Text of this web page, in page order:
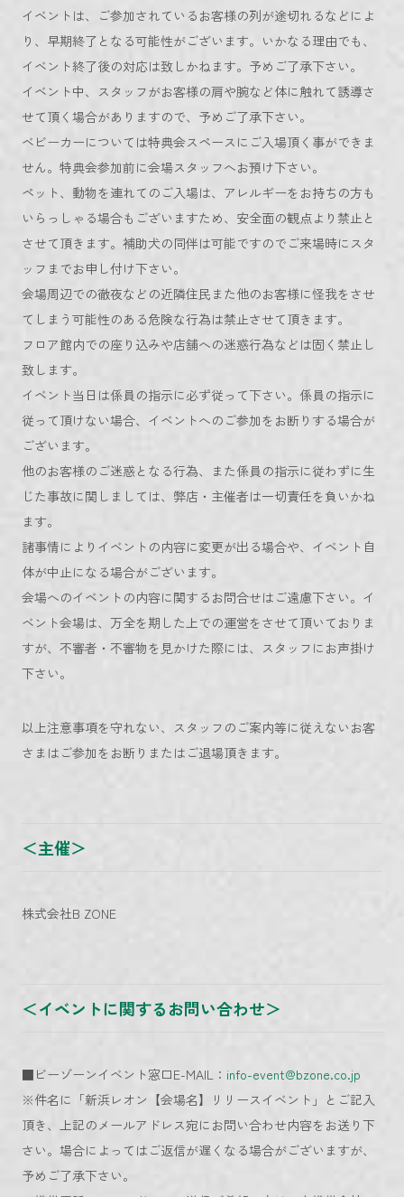
イベントは、ご参加されているお客様の列が途切れるなどによ
り、早期終了となる可能性がございます。いかなる理由でも、
イベント終了後の対応は致しかねます。予めご了承下さい。
イベント中、スタッフがお客様の肩や腕など体に触れて誘導さ
せて頂く場合がありますので、予めご了承下さい。
ベビーカーについては特典会スペースにご入場頂く事ができま
せん。特典会参加前に会場スタッフへお預け下さい。
ペット、動物を連れてのご入場は、アレルギーをお持ちの方も
いらっしゃる場合もございますため、安全面の観点より禁止と
させて頂きます。補助犬の同伴は可能ですのでご来場時にスタ
ッフまでお申し付け下さい。
会場周辺での徹夜などの近隣住民また他のお客様に怪我をさせ
てしまう可能性のある危険な行為は禁止させて頂きます。
フロア館内での座り込みや店舗への迷惑行為などは固く禁止し
致します。
イベント当日は係員の指示に必ず従って下さい。係員の指示に
従って頂けない場合、イベントへのご参加をお断りする場合が
ございます。
他のお客様のご迷惑となる行為、また係員の指示に従わずに生
じた事故に関しましては、弊店・主催者は一切責任を負いかね
ます。
諸事情によりイベントの内容に変更が出る場合や、イベント自
体が中止になる場合がございます。
会場へのイベントの内容に関するお問合せはご遠慮下さい。イ
ベント会場は、万全を期した上での運営をさせて頂いておりま
すが、不審者・不審物を見かけた際には、スタッフにお声掛け
下さい。
以上注意事項を守れない、スタッフのご案内等に従えないお客
さまはご参加をお断りまたはご退場頂きます。
＜主催＞
株式会社B ZONE
＜イベントに関するお問い合わせ＞
■ビーゾーンイベント窓口E-MAIL： info-event@bzone.co.jp
※件名に「新浜レオン【会場名】リリースイベント」とご記入
頂き、上記のメールアドレス宛にお問い合わせ内容をお送り下
さい。場合によってはご返信が遅くなる場合がございますが、
予めご了承下さい。